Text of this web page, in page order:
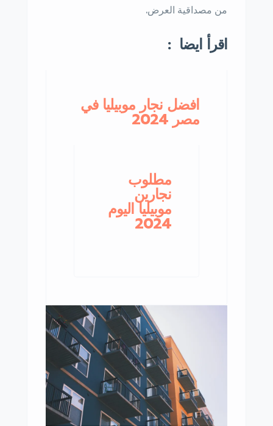
من مصداقية العرض.
اقرأ ايضا :
افضل نجار موبيليا في
مصر 2024
مطلوب
نجارين
موبيليا اليوم
2024